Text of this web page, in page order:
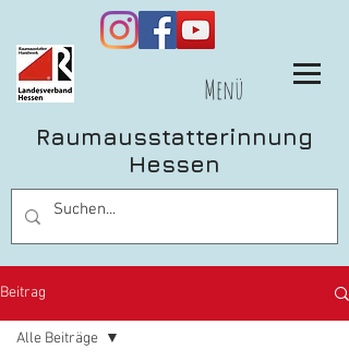
Menü
Raumausstatterinnung
Hessen
Beitrag
Alle Beiträge